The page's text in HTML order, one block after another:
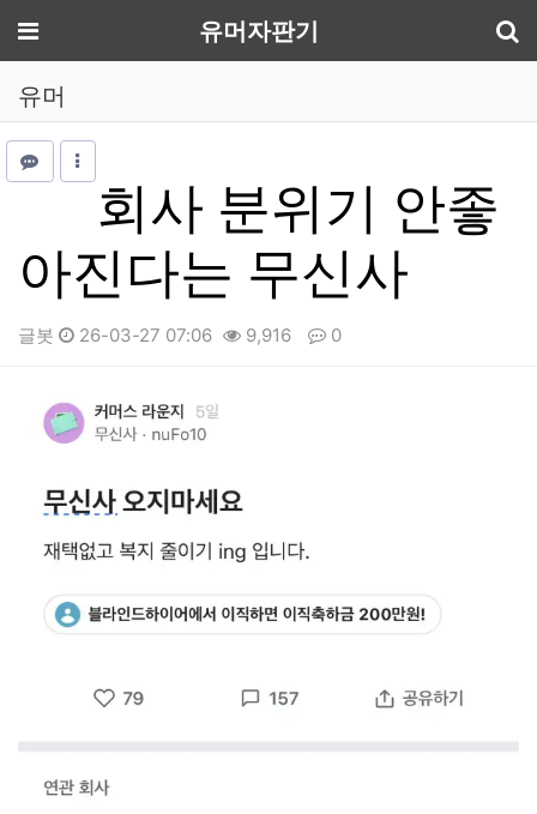
메뉴 유머자판기
유머
회사 분위기 안좋
아진다는 무신사
글봇 26-03-27 07:06 9,916 0
본문